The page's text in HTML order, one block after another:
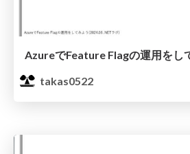
AzureでFeature Flagの運用をし
takas0522